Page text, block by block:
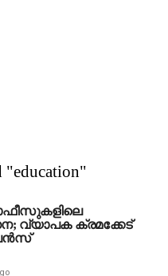
"education"
വ്യാപക ക്രമക്കേട്